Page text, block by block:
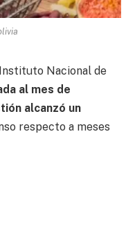
Nacional de
al mes de
alcanzó un
respecto a meses